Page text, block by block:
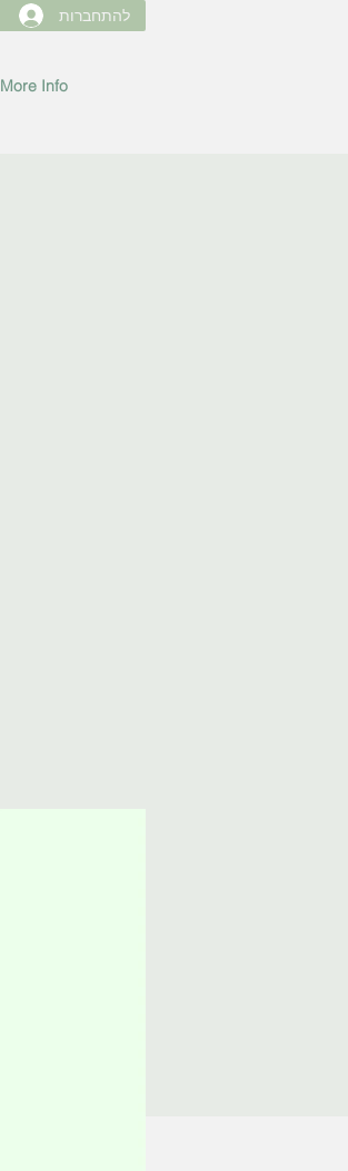
להתחברות
More Info